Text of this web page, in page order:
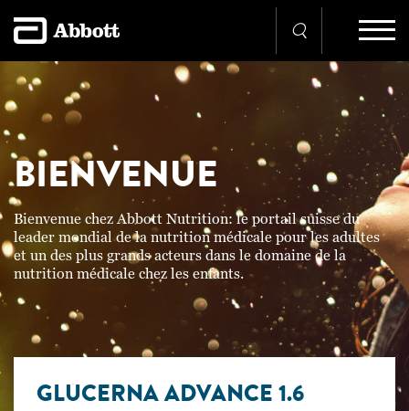
BIENVENUE
Bienvenue chez Abbott Nutrition: le portail suisse du
leader mondial de la nutrition médicale pour les adultes
et un des plus grands acteurs dans le domaine de la
nutrition médicale chez les enfants.
GLUCERNA ADVANCE 1.6